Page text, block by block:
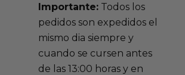
Importante:Todos los
pedidos son expedidos el
mismo dia siempre y
cuando se cursen antes
de las 13:00 horas y en